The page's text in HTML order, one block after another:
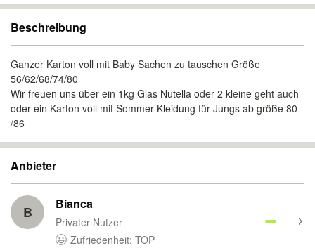
Beschreibung
Ganzer Karton voll mit Baby Sachen zu tauschen Größe
56/62/68/74/80
Wir freuen uns über ein 1kg Glas Nutella oder 2 kleine geht auch
oder ein Karton voll mit Sommer Kleidung für Jungs ab größe 80
/86
Anbieter
B Bianca
Privater Nutzer
Zufriedenheit: TOP